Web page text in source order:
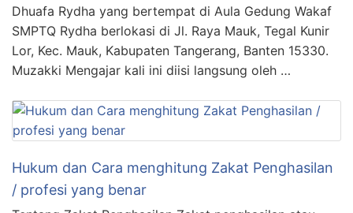
Dhuafa Rydha yang bertempat di Aula Gedung Wakaf
SMPTQ Rydha berlokasi di Jl. Raya Mauk, Tegal Kunir
Lor, Kec. Mauk, Kabupaten Tangerang, Banten 15330.
Muzakki Mengajar kali ini diisi langsung oleh …
Hukum dan Cara menghitung Zakat Penghasilan
/ profesi yang benar